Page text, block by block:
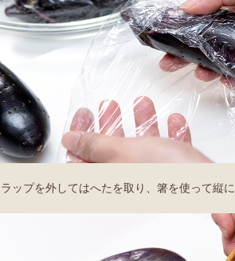
ップを外してはへたを取り、箸を使って縦